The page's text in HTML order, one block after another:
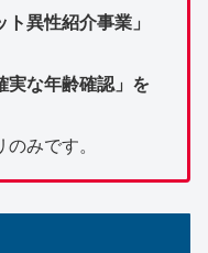
異性紹介事業」
実な年齢確認」を
みです。